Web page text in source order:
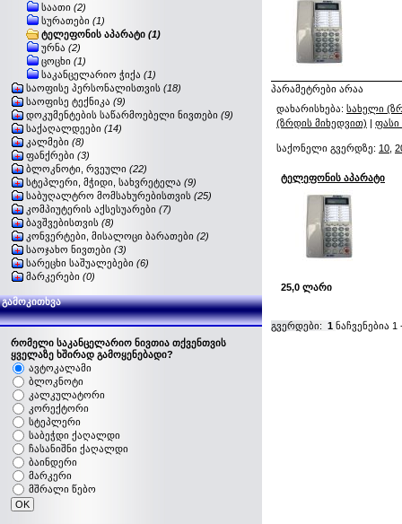
საათი (2)
სურათები (1)
ტელეფონის აპარატი (1)
ურნა (2)
ცოცხი (1)
საკანცელარიო ჭიქა (1)
საოფისე პერსონალისთვის (18)
საოფისე ტექნიკა (9)
დოკუმენტების საწარმოებელი ნივთები (9)
საქაღალდეები (14)
კალმები (8)
ფანქრები (3)
ბლოკნოტი, რვეული (22)
სტეპლერი, მჭიდი, სახვრეტელა (9)
საბუღალტრო მომსახურებისთვის (25)
კომპიუტერის აქსესუარები (7)
ბავშვებისთვის (8)
კონვერტები, მისალოცი ბარათები (2)
საოჯახო ნივთები (3)
სარეცხი საშუალებები (6)
მარკერები (0)
გამოკითხვა
რომელი საკანცელარიო ნივთია თქვენთვის
ყველაზე ხშირად გამოყენებადი?
ავტოკალამი
ბლოკნოტი
კალკულატორი
კორექტორი
სტეპლერი
საბეჭდი ქაღალდი
ჩასანიშნი ქაღალდი
ბაინდერი
მარკერი
მშრალი წებო
პარამეტრები არაა
დახარისხება: სახელი
(ზრდის მიხედვით) | ფასი
საქონელი გვერდზე: 10
ტელეფონის აპარატი
25,0 ლარი
გვერდები: 1 ნაჩვენებია 1